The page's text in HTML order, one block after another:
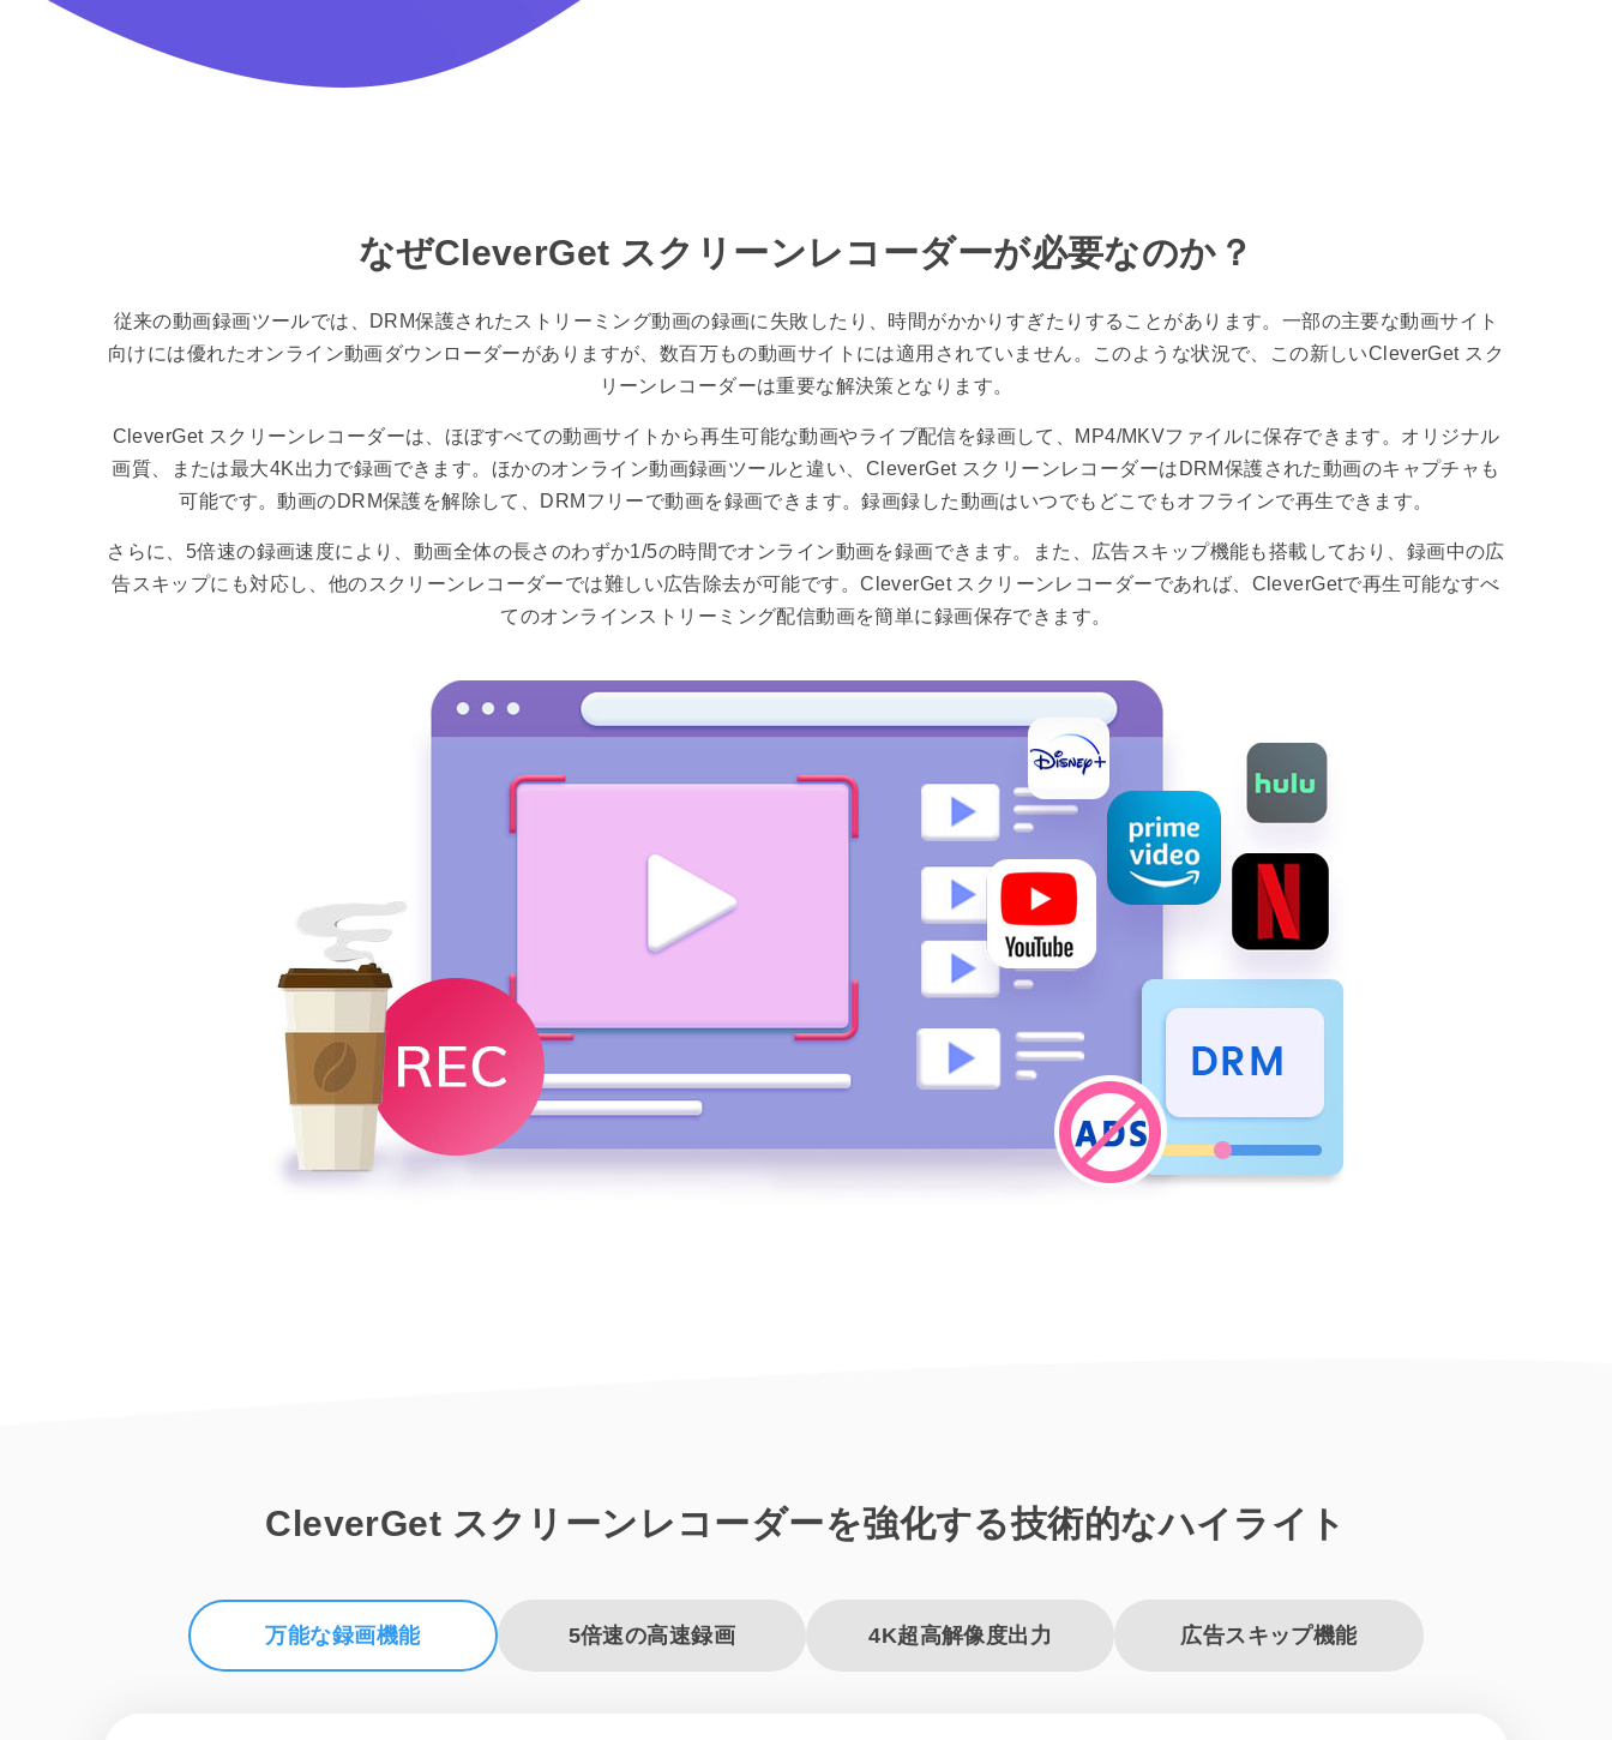
なぜCleverGet スクリーンレコーダーが必要なのか？
従来の動画録画ツールでは、DRM保護されたストリーミング動画の録画に失敗したり、時間がかかりすぎたりすることがあります。一部の主要な動画サイト
向けには優れたオンライン動画ダウンローダーがありますが、数百万もの動画サイトには適用されていません。このような状況で、この新しいCleverGet スク
リーンレコーダーは重要な解決策となります。
CleverGet スクリーンレコーダーは、ほぼすべての動画サイトから再生可能な動画やライブ配信を録画して、MP4/MKVファイルに保存できます。オリジナル
画質、または最大4K出力で録画できます。ほかのオンライン動画録画ツールと違い、CleverGet スクリーンレコーダーはDRM保護された動画のキャプチャも
可能です。動画のDRM保護を解除して、DRMフリーで動画を録画できます。録画録した動画はいつでもどこでもオフラインで再生できます。
さらに、5倍速の録画速度により、動画全体の長さのわずか1/5の時間でオンライン動画を録画できます。また、広告スキップ機能も搭載しており、録画中の広
告スキップにも対応し、他のスクリーンレコーダーでは難しい広告除去が可能です。CleverGet スクリーンレコーダーであれば、CleverGetで再生可能なすべ
てのオンラインストリーミング配信動画を簡単に録画保存できます。
CleverGet スクリーンレコーダーを強化する技術的なハイライト
万能な録画機能 5倍速の高速録画 4K超高解像度出力 広告スキップ機能